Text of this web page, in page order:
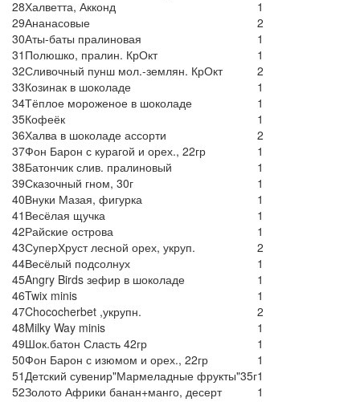
28Халветта, Акконд
1
29Ананасовые
2
30Аты-баты пралиновая
1
31 Полюшко, пралин. КрОкт
1
32Сливочный пунш мол.-землян. КрОкт
2
33Козинак в шоколаде
1
34Тёплое мороженое в шоколаде
1
35Кофеёк
1
36Халва в шоколаде ассорти
2
37Фон Барон с курагой и орех., 22гр
1
38Батончик слив. пралиновый
1
39Сказочный гном, 30г
1
40Внуки Мазая, фигурка
1
41 Весёлая щучка
1
42Райские острова
1
43СуперХруст лесной орех, укруп.
2
44Весёлый подсолнух
1
45Angry Birds зефир в шоколаде
1
46Twix minis
1
47Chococherbet ,укрупн.
2
48Milky Way minis
1
49Шок.батон Сласть 42гр
1
50Фон Барон с изюмом и орех., 22гр
1
51 Детский сувенир"Мармеладные фрукты"35г1
52Золото Африки банан+манго, десерт
1